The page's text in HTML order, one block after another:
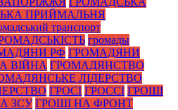
ПРИЙМАЛЬНЯ
транспорт
громады
РФ ГРОМАДЯНИ
ВІЙНА ГРОМАДЯНСТВО
ЛІДЕРСТВО
ГРОСІ ГРОССІ ГРОШІ
ЗСУ ГРОШІ НА ФРОНТ